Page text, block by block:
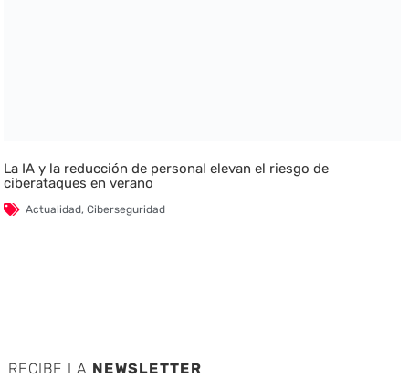
La IA y la reducción de personal elevan el riesgo de
ciberataques en verano
Actualidad,Ciberseguridad
RECIBE LA NEWSLETTER